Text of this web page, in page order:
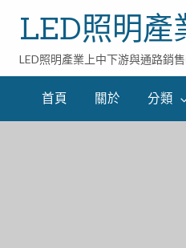
LED照明產
LED照明產業上中下游與通路銷
首頁 關於 分類